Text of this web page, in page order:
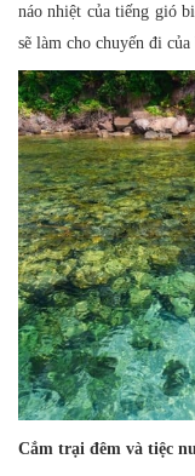
náo nhiệt của tiếng gió
sẽ làm cho chuyến đi
Cắm trại đêm và tiệc